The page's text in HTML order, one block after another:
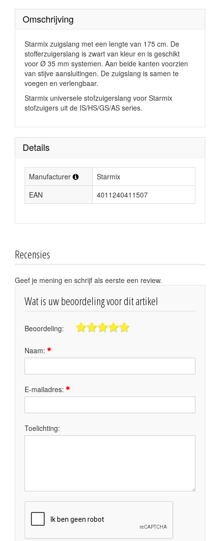
Omschrijving
Starmix zuigslang met een lengte van 175 cm. De
stofferzuigerslang is zwart van kleur en is geschikt
voor Ø 35 mm systemen. Aan beide kanten voorzien
van stijve aansluitingen. De zuigslang is samen te
voegen en verlengbaar.
Starmix universele stofzuigerslang voor Starmix
stofzuigers uit de IS/HS/GS/AS series.
Details
Manufacturer
Starmix
EAN
4011240411507
Recensies
Geef je mening en schrijf als eerste een review.
Wat is uw beoordeling voor dit artikel
Beoordeling:
Naam:
E-mailadres:
Toelichting: